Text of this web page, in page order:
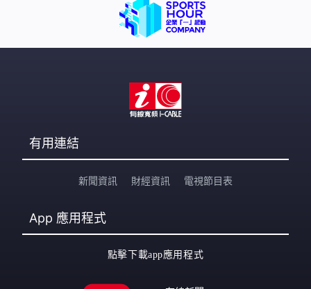
有用連結
新聞資訊 財經資訊 電視節目表
App 應用程式
點擊下載app應用程式